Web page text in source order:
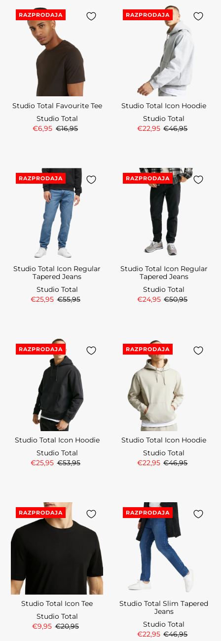
RAZPRODAJA
Studio Total Favourite Tee
Studio Total
€6,95 €16,95
RAZPRODAJA
Studio Total Icon Hoodie
Studio Total
€22,95 €46,95
RAZPRODAJA
Studio Total Icon Regular
Tapered Jeans
Studio Total
€25,95 €55,95
RAZPRODAJA
Studio Total Icon Regular
Tapered Jeans
Studio Total
€24,95 €50,95
RAZPRODAJA
Studio Total Icon Hoodie
Studio Total
€25,95 €53,95
RAZPRODAJA
Studio Total Icon Hoodie
Studio Total
€22,95 €46,95
RAZPRODAJA
Studio Total Icon Tee
Studio Total
€9,95 €20,95
RAZPRODAJA
Studio Total Slim Tapered
Jeans
Studio Total
€22,95 €46,95